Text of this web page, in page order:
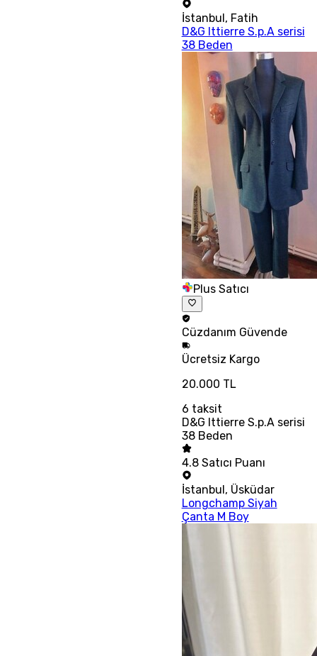
İstanbul , Fatih
D&G Ittierre S.p.A serisi
38 Beden
Plus Satıcı
Cüzdanım Güvende
Ücretsiz Kargo
20.000 TL
6 taksit
D&G Ittierre S.p.A serisi
38 Beden
4.8 Satıcı Puanı
İstanbul, Üsküdar
Longchamp Siyah
Çanta M Boy